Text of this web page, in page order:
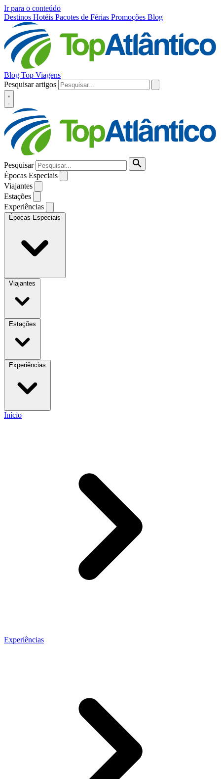
Ir para o conteúdo
Destinos Hotéis Pacotes de Férias Promoções Blog
Blog Top Viagens
Pesquisar artigos
Pesquisar
Épocas Especiais
Viajantes
Estações
Experiências
Épocas Especiais
Viajantes
Estações
Experiências
Início
Experiências